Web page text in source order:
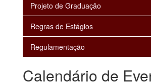
Projeto de Graduação
Regras de Estágios
Regulamentação
Calendário de